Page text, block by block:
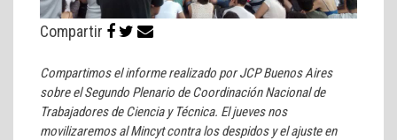
Compartir
Compartimos el informe realizado por JCP Buenos Aires
sobre el Segundo Plenario de Coordinación Nacional de
Trabajadores de Ciencia y Técnica. El jueves nos
movilizaremos al Mincyt contra los despidos y el ajuste en